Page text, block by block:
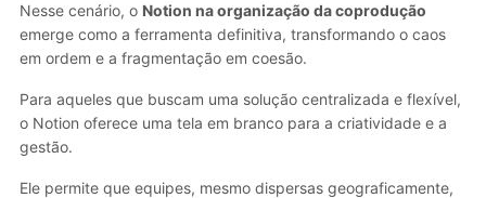
Nesse cenário, o Notion na organização da coprodução
emerge como a ferramenta definitiva, transformando o caos
em ordem e a fragmentação em coesão.
Para aqueles que buscam uma solução centralizada e flexível,
o Notion oferece uma tela em branco para a criatividade e a
gestão.
Ele permite que equipes, mesmo dispersas geograficamente,